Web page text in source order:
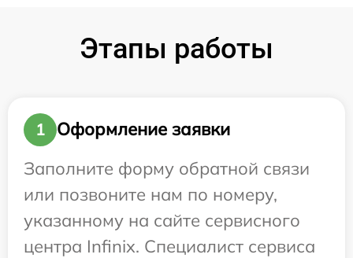
Этапы работы
1
Оформление заявки
Заполните форму обратной связи
или позвоните нам по номеру,
указанному на сайте сервисного
центра Infinix. Специалист сервиса